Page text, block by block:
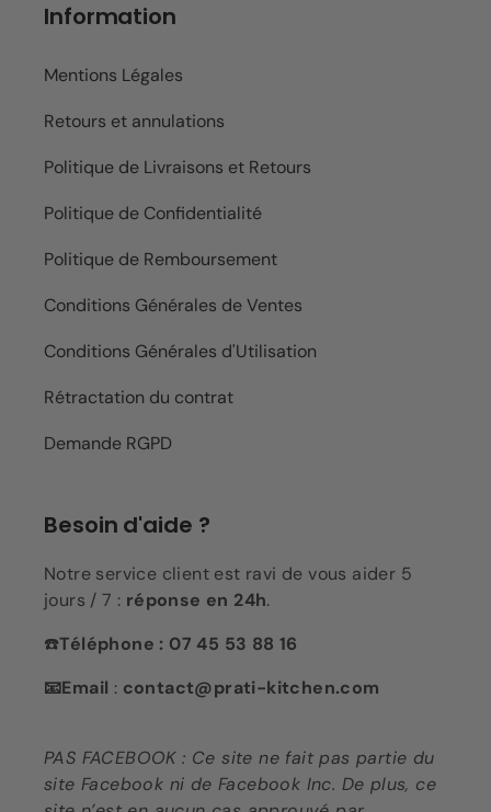
Information
Mentions Légales
Retours et annulations
Politique de Livraisons et Retours
Politique de Confidentialité
Politique de Remboursement
Conditions Générales de Ventes
Conditions Générales d'Utilisation
Rétractation du contrat
Demande RGPD
Besoin d'aide ?
Notre service client est ravi de vous aider 5
jours / 7 : réponse en 24h.
☎️Téléphone : 07 45 53 88 16
📧Email : contact@prati-kitchen.com
PAS FACEBOOK : Ce site ne fait pas partie du
site Facebook ni de Facebook Inc. De plus, ce